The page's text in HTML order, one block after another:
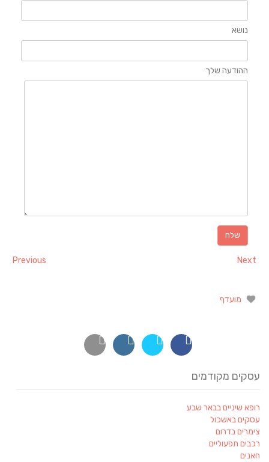
נושא
ההודעה שלך
Previous Next
מועדף
עסקים מקודמים
רופא שיניים בבאר שבע
עסקים באשכול
צימרים בדרום
רכבים תפעוליים
חאנים